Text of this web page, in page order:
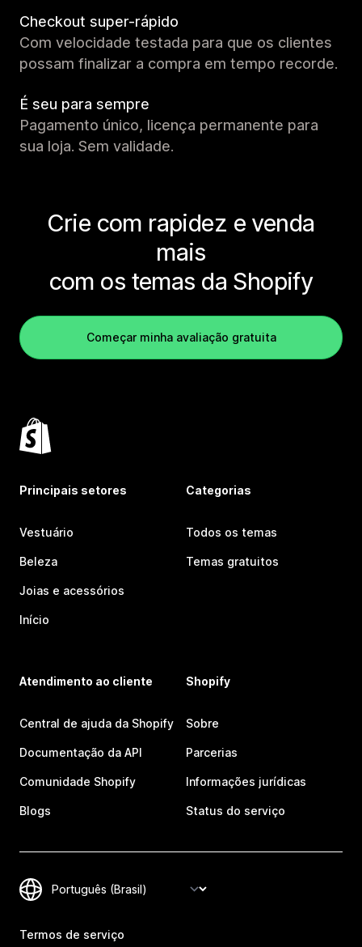
Checkout super-rápido
Com velocidade testada para que os clientes
possam finalizar a compra em tempo recorde.
É seu para sempre
Pagamento único, licença permanente para
sua loja. Sem validade.
Crie com rapidez e venda
mais
com os temas da Shopify
Começar minha avaliação gratuita
Principais setores
Vestuário
Beleza
Joias e acessórios
Início
Categorias
Todos os temas
Temas gratuitos
Atendimento ao cliente
Central de ajuda da Shopify
Documentação da API
Comunidade Shopify
Blogs
Shopify
Sobre
Parcerias
Informações jurídicas
Status do serviço
Termos de serviço